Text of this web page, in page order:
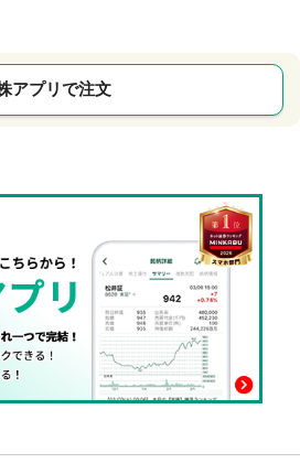
アプリで注文